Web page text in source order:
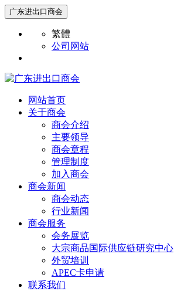
广东进出口商会
繁體
公司网站
网站首页
关于商会
商会介绍
主要领导
商会章程
管理制度
加入商会
商会新闻
商会动态
行业新闻
商会服务
会务展览
大宗商品国际供应链研究中心
外贸培训
APEC卡申请
联系我们